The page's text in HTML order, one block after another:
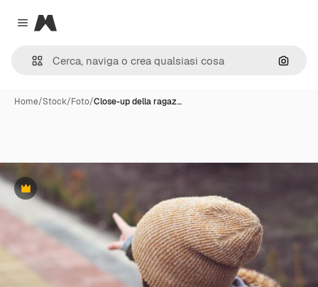
Close menu
Magnific
Cerca
Home/Stock/Foto/Close-up della ragaz…
Premium